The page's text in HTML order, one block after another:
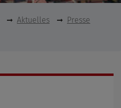
Aktuelles
Presse